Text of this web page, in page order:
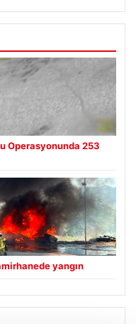
Operasyonunda 253
yangın